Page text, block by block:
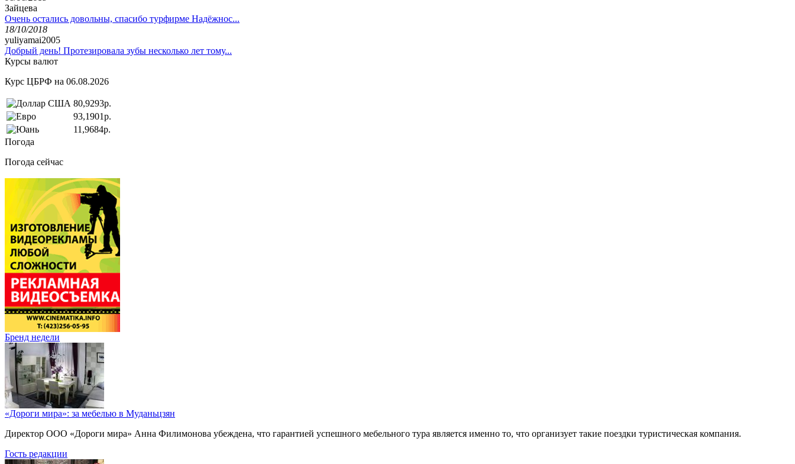
Зайцева
Очень остались довольны, спасибо турфирме Надёжнос...
18/10/2018
yuliyamai2005
Добрый день! Протезировала зубы несколько лет тому...
Курсы валют
Курс ЦБРФ на 06.08.2026
80,9293р.
93,1901р.
11,9684р.
Погода
Погода сейчас
Бренд недели
«Дороги мира»: за мебелью в Муданьцзян
Директор ООО «Дороги мира» Анна Филимонова убеждена, что гарантией успешного мебельного тура является именно то, что организует такие поездки туристическая компания.
Гость редакции